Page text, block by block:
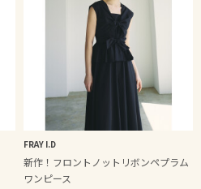
FRAY I.D
新作！フロントノットリボンペプラム
ワンピース